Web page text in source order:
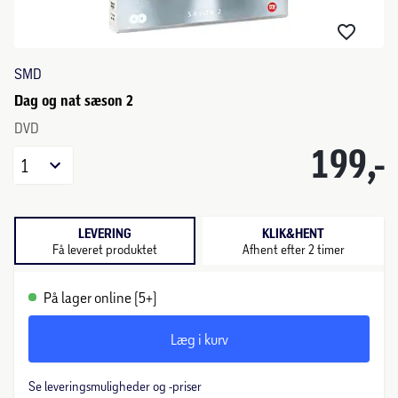
SMD
Dag og nat sæson 2
DVD
199,-
1
LEVERING
Få leveret produktet
KLIK&HENT
Afhent efter 2 timer
På lager online (5+)
Læg i kurv
Se leveringsmuligheder og -priser